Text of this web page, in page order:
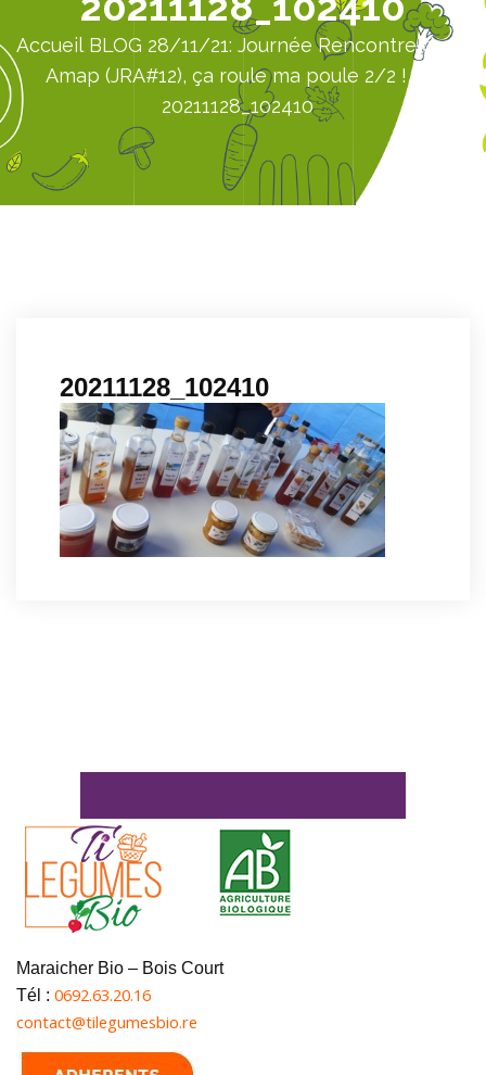
Accueil BLOG 28/11/21: Journée Rencontre de l’
Amap (JRA#12), ça roule ma poule 2/2 !
20211128_102410
20211128_102410
Maraicher Bio – Bois Court
Tél : 0692.63.20.16
contact@tilegumesbio.re